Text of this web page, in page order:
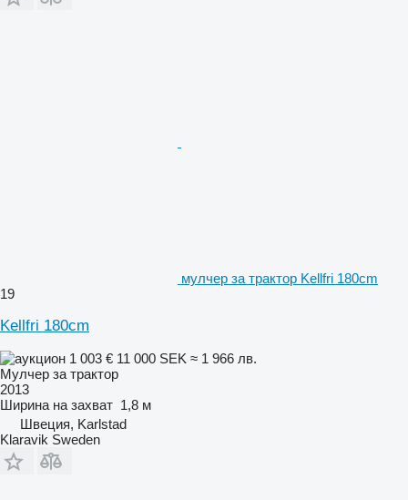
мулчер за трактор Kellfri 180cm
19
Kellfri 180cm
1 003 € 11 000 SEK ≈ 1 966 лв.
Мулчер за трактор
2013
Ширина на захват 1,8 м
Швеция, Karlstad
Klaravik Sweden